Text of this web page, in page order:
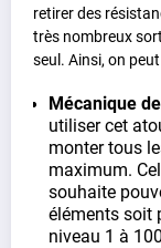
retirer des
très nombreux
seul. Ainsi, on
Mécanique
utiliser cet
monter tous
maximum.
souhaite
éléments soit
niveau 1 à